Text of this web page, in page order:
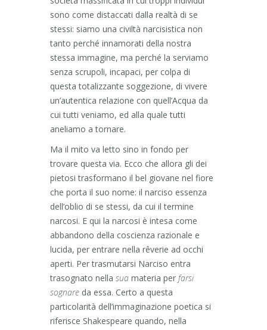
sono come distaccati dalla realtà di se
stessi: siamo una civiltà narcisistica non
tanto perché innamorati della nostra
stessa immagine, ma perché la serviamo
senza scrupoli, incapaci, per colpa di
questa totalizzante soggezione, di vivere
un’autentica relazione con quell’Acqua da
cui tutti veniamo, ed alla quale tutti
aneliamo a tornare.
Ma il mito va letto sino in fondo per
trovare questa via. Ecco che allora gli dei
pietosi trasformano il bel giovane nel fiore
che porta il suo nome: il narciso essenza
dell’oblio di se stessi, da cui il termine
narcosi. E qui la narcosi è intesa come
abbandono della coscienza razionale e
lucida, per entrare nella rêverie ad occhi
aperti. Per trasmutarsi Narciso entra
trasognato nella sua materia per farsi
sognare da essa. Certo a questa
particolarità dell’immaginazione poetica si
riferisce Shakespeare quando, nella